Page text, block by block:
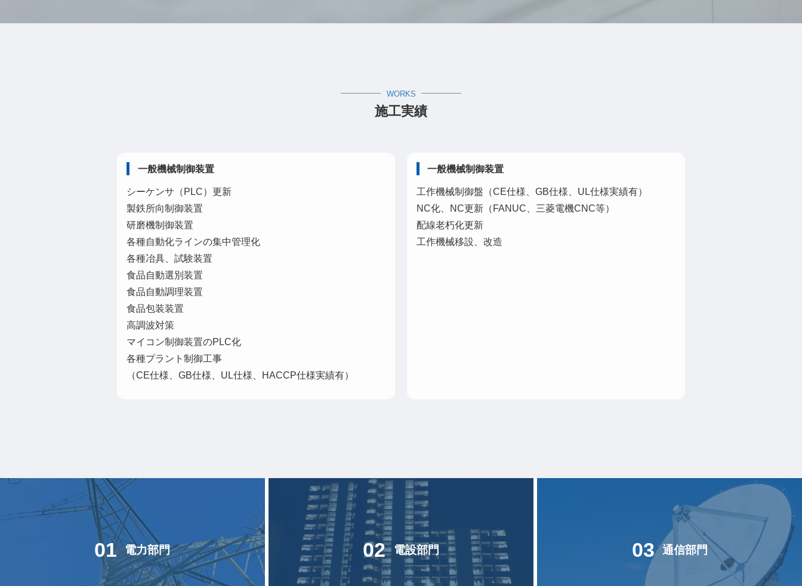
WORKS
施工実績
一般機械制御装置
シーケンサ（PLC）更新
製鉄所向制御装置
研磨機制御装置
各種自動化ラインの集中管理化
各種冶具、試験装置
食品自動選別装置
食品自動調理装置
食品包装装置
高調波対策
マイコン制御装置のPLC化
各種プラント制御工事
（CE仕様、GB仕様、UL仕様、HACCP仕様実績有）
一般機械制御装置
工作機械制御盤（CE仕様、GB仕様、UL仕様実績有）
NC化、NC更新（FANUC、三菱電機CNC等）
配線老朽化更新
工作機械移設、改造
01 電力部門 02 電設部門 03 通信部門